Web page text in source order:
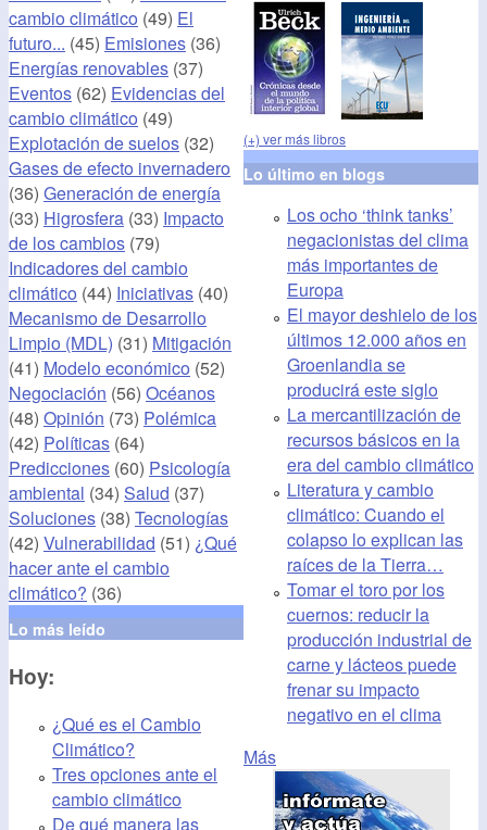
cambio climático (49) El
futuro... (45) Emisiones (36)
Energías renovables (37)
Eventos (62) Evidencias del
cambio climático (49)
Explotación de suelos (32)
Gases de efecto invernadero
(36) Generación de energía
(33) Higrosfera (33) Impacto
de los cambios (79)
Indicadores del cambio
climático (44) Iniciativas (40)
Mecanismo de Desarrollo
Limpio (MDL) (31) Mitigación
(41) Modelo económico (52)
Negociación (56) Océanos
(48) Opinión (73) Polémica
(42) Políticas (64)
Predicciones (60) Psicología
ambiental (34) Salud (37)
Soluciones (38) Tecnologías
(42) Vulnerabilidad (51) ¿Qué
hacer ante el cambio
climático? (36)
Lo más leído
Hoy:
¿Qué es el Cambio
Climático?
Tres opciones ante el
cambio climático
De qué manera las
(+) ver más libros
Lo último en blogs
Los ocho ‘think tanks’
negacionistas del clima
más importantes de
Europa
El mayor deshielo de los
últimos 12.000 años en
Groenlandia se
producirá este siglo
La mercantilización de
recursos básicos en la
era del cambio climático
Literatura y cambio
climático: Cuando el
colapso lo explican las
raíces de la Tierra…
Tomar el toro por los
cuernos: reducir la
producción industrial de
carne y lácteos puede
frenar su impacto
negativo en el clima
Más